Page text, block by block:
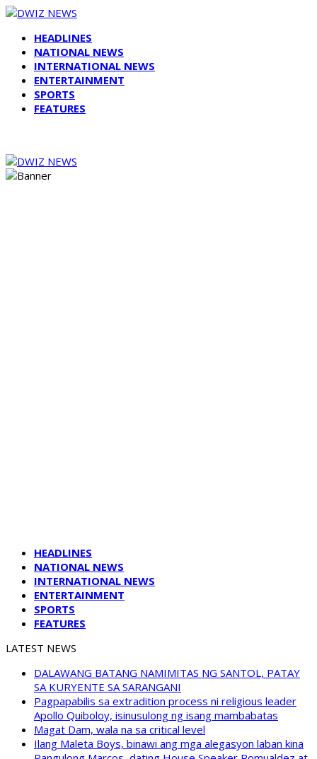
HEADLINES
NATIONAL NEWS
INTERNATIONAL NEWS
ENTERTAINMENT
SPORTS
FEATURES
HEADLINES
NATIONAL NEWS
INTERNATIONAL NEWS
ENTERTAINMENT
SPORTS
FEATURES
LATEST NEWS
DALAWANG BATANG NAMIMITAS NG SANTOL, PATAY
SA KURYENTE SA SARANGANI
Pagpapabilis sa extradition process ni religious leader
Apollo Quiboloy, isinusulong ng isang mambabatas
Magat Dam, wala na sa critical level
Ilang Maleta Boys, binawi ang mga alegasyon laban kina